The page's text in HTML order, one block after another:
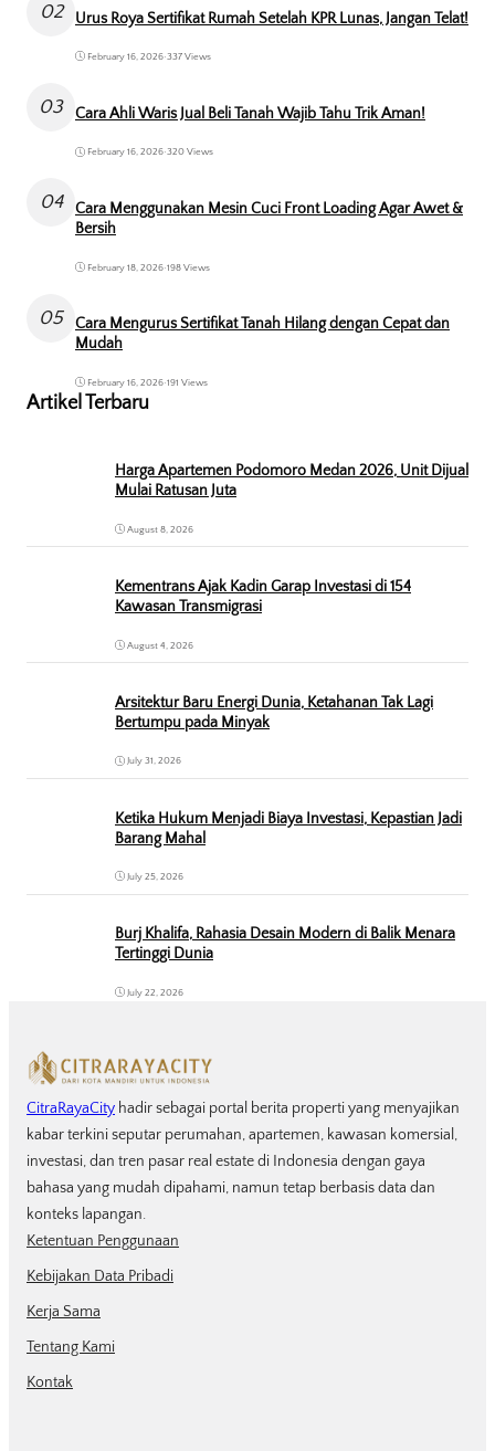
02 Urus Roya Sertifikat Rumah Setelah KPR Lunas, Jangan Telat!
February 16, 2026•337 Views
03 Cara Ahli Waris Jual Beli Tanah Wajib Tahu Trik Aman!
February 16, 2026•320 Views
04
Cara Menggunakan Mesin Cuci Front Loading Agar Awet &
Bersih
February 18, 2026•198 Views
05
Cara Mengurus Sertifikat Tanah Hilang dengan Cepat dan
Mudah
February 16, 2026•191 Views
Artikel Terbaru
Harga Apartemen Podomoro Medan 2026, Unit Dijual
Mulai Ratusan Juta
August 8, 2026
Kementrans Ajak Kadin Garap Investasi di 154
Kawasan Transmigrasi
August 4, 2026
Arsitektur Baru Energi Dunia, Ketahanan Tak Lagi
Bertumpu pada Minyak
July 31, 2026
Ketika Hukum Menjadi Biaya Investasi, Kepastian Jadi
Barang Mahal
July 25, 2026
Burj Khalifa, Rahasia Desain Modern di Balik Menara
Tertinggi Dunia
July 22, 2026
CitraRayaCity hadir sebagai portal berita properti yang menyajikan
kabar terkini seputar perumahan, apartemen, kawasan komersial,
investasi, dan tren pasar real estate di Indonesia dengan gaya
bahasa yang mudah dipahami, namun tetap berbasis data dan
konteks lapangan.
Ketentuan Penggunaan
Kebijakan Data Pribadi
Kerja Sama
Tentang Kami
Kontak